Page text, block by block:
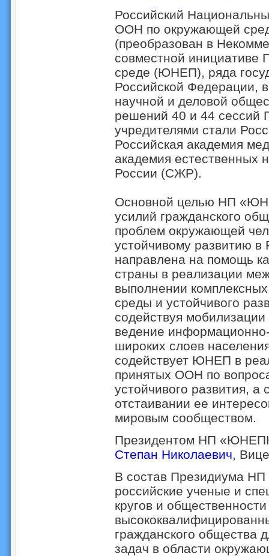
Российский
ООН по окружающей
(преобразован в
совместной
среде (ЮНЕП), ряда
Российской Федерации,
научной и деловой
решений 40 и 44 сессий
учредителями стали
Российская академия
академия естественных
России (СЖР).
Основной целью НП
усилий гражданского
проблем окружающей
устойчивому развитию в
направлена на помощь
страны в реализации
выполнении
среды и устойчивого
содействуя
ведение
широких слоев
содействует ЮНЕП в
принятых ООН по
устойчивого развития, а
отстаивании ее
мировым сообществом.
Президентом НП
Степан Николаевич,
В состав Президиума
российские ученые и
кругов и
гражданского общества
задач в области